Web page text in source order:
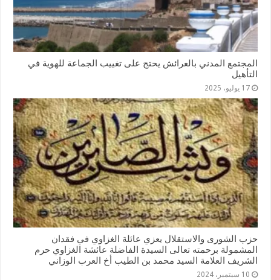
المجتمع المدني بالعرائش يحتج على تغييب الجماعة للهوية في
التأهيل
17 يوليو، 2025
حزب الشورى والاستقلال يعزي عائلة الغزاوي في فقدان
المشمولة برحمته تعالى السيدة الفاضلة عائشة الغزاوي حرم
الشريف العلامة السيد محمد بن الطيب أخ العرب الوزاني
10 سبتمبر، 2024